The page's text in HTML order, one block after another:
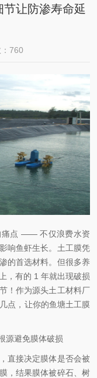
让防渗寿命延
760
痛点 —— 不仅浪费水资
响鱼虾生长。土工膜凭
的首选材料。但很多养
，有的 1 年就出现破损
！作为源头土工材料厂
点，让你的鱼塘土工膜
源避免膜体破损
直接决定膜体是否会被
，结果膜体被碎石、树